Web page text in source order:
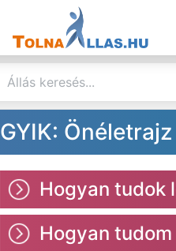
GYIK: Önéletrajz
Hogyan tudok
Hogyan